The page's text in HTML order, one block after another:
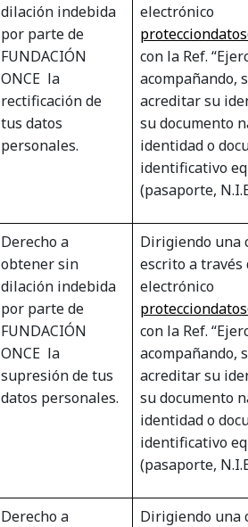
dilación indebida
por parte de
FUNDACIÓN
ONCE la
rectificación de
tus datos
personales.
electrónico
con la Ref.
acompañando,
acreditar su
su documento
identidad o
identificativo
(pasaporte,
Derecho a
obtener sin
dilación indebida
por parte de
FUNDACIÓN
ONCE la
supresión de tus
datos personales.
Dirigiendo una
escrito a través
electrónico
con la Ref.
acompañando,
acreditar su
su documento
identidad o
identificativo
(pasaporte,
Derecho a Dirigiendo una